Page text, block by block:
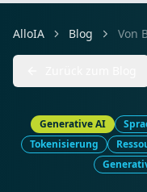
AlloIA Blog
Generative AI
Tokenisierung